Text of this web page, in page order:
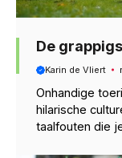
De
Karin de Vliert
Onhandige
hilarische
taalfouten die